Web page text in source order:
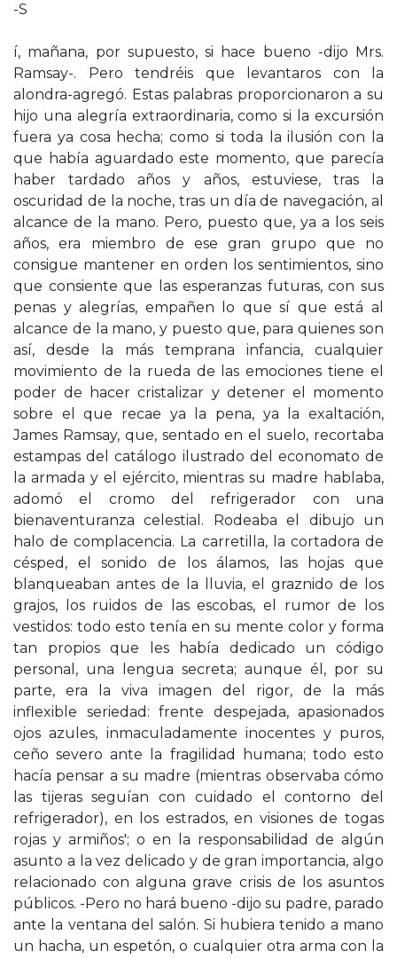
-S
í, mañana, por supuesto, si hace bueno -dijo Mrs.
Ramsay-. Pero tendréis que levantaros con la
alondra-agregó. Estas palabras proporcionaron a su
hijo una alegría extraordinaria, como si la excursión
fuera ya cosa hecha; como si toda la ilusión con la
que había aguardado este momento, que parecía
haber tardado años y años, estuviese, tras la
oscuridad de la noche, tras un día de navegación, al
alcance de la mano. Pero, puesto que, ya a los seis
años, era miembro de ese gran grupo que no
consigue mantener en orden los sentimientos, sino
que consiente que las esperanzas futuras, con sus
penas y alegrías, empañen lo que sí que está al
alcance de la mano, y puesto que, para quienes son
así, desde la más temprana infancia, cualquier
movimiento de la rueda de las emociones tiene el
poder de hacer cristalizar y detener el momento
sobre el que recae ya la pena, ya la exaltación,
James Ramsay, que, sentado en el suelo, recortaba
estampas del catálogo ilustrado del economato de
la armada y el ejército, mientras su madre hablaba,
adomó el cromo del refrigerador con una
bienaventuranza celestial. Rodeaba el dibujo un
halo de complacencia. La carretilla, la cortadora de
césped, el sonido de los álamos, las hojas que
blanqueaban antes de la lluvia, el graznido de los
grajos, los ruidos de las escobas, el rumor de los
vestidos: todo esto tenía en su mente color y forma
tan propios que les había dedicado un código
personal, una lengua secreta; aunque él, por su
parte, era la viva imagen del rigor, de la más
inflexible seriedad: frente despejada, apasionados
ojos azules, inmaculadamente inocentes y puros,
ceño severo ante la fragilidad humana; todo esto
hacía pensar a su madre (mientras observaba cómo
las tijeras seguían con cuidado el contorno del
refrigerador), en los estrados, en visiones de togas
rojas y armiños'; o en la responsabilidad de algún
asunto a la vez delicado y de gran importancia, algo
relacionado con alguna grave crisis de los asuntos
públicos. -Pero no hará bueno -dijo su padre, parado
ante la ventana del salón. Si hubiera tenido a mano
un hacha, un espetón, o cualquier otra arma con la